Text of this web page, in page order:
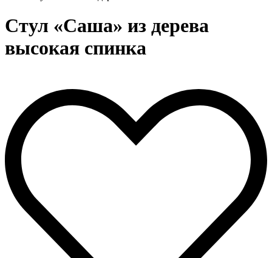
Стул «Саша» из дерева
высокая спинка